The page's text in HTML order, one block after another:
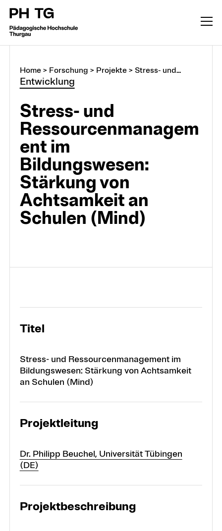
Forschung
Home> Forschung > Projekte> Stress- und...
Entwicklung
Stress- und
Ressourcenmanagem
ent im
Bildungswesen:
Stärkung von
Achtsamkeit an
Schulen (Mind)
Titel
Stress- und Ressourcenmanagement im
Bildungswesen: Stärkung von Achtsamkeit
an Schulen (Mind)
Projektleitung
Dr. Philipp Beuchel, Universität Tübingen
(DE)
Projektbeschreibung